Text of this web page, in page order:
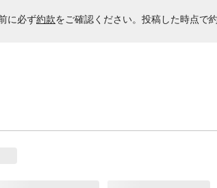
に必ず約款をご確認ください。投稿した時点で